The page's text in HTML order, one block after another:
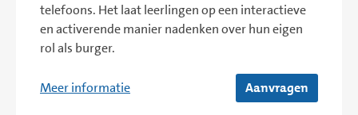
telefoons. Het laat leerlingen op een interactieve
en activerende manier nadenken over hun eigen
rol als burger.
Meer informatie Aanvragen